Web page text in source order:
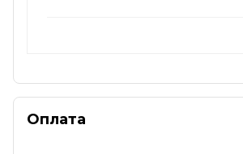
Оплата